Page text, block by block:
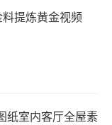
提炼黄金视频
纸室内客厅全屋素